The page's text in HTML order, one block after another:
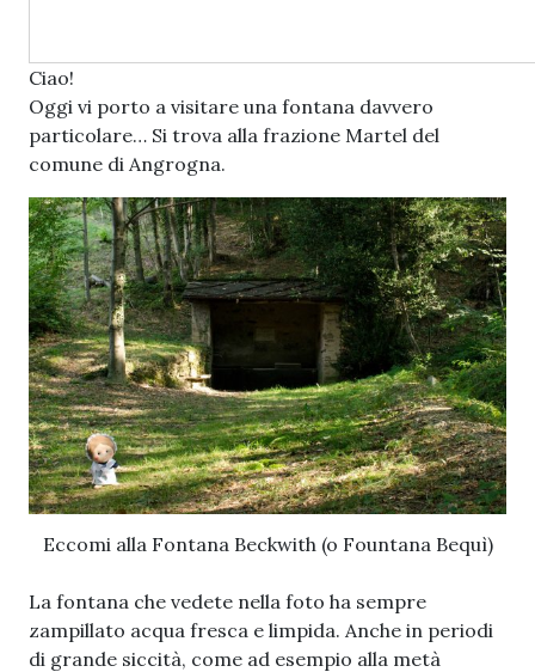
Ciao!
Oggi vi porto a visitare una fontana davvero
particolare… Si trova alla frazione Martel del
comune di Angrogna.
Eccomi alla Fontana Beckwith (o Fountana Bequì)
La fontana che vedete nella foto ha sempre
zampillato acqua fresca e limpida. Anche in periodi
di grande siccità, come ad esempio alla metà